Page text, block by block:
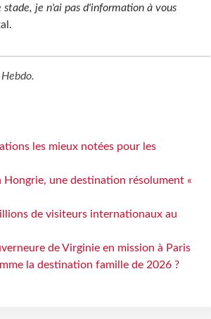
je n'ai pas d'information à vous
Hebdo.
les mieux notées pour les
Hongrie, une destination résolument «
de visiteurs internationaux au
de Virginie en mission à Paris
la destination famille de 2026 ?